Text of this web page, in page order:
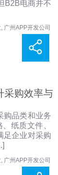
B2B电商并不
, 广州APP开发公司
采购效率与
购品类和业务
纸质文件、
足企业对采购
, 广州APP开发公司